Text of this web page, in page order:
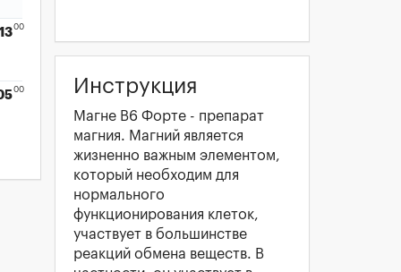
00
00 Инструкция
Магне B6 Форте - препарат
магния. Магний является
жизненно важным элементом,
который необходим для
нормального
функционирования клеток,
участвует в большинстве
реакций обмена веществ. В